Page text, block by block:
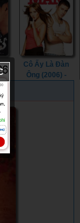
Cô Ấy Là Đàn
Ông (2006) -